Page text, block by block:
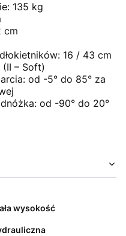
135 kg
cm
16 / 43 cm
– Soft)
od -5° do 85° za
od -90° do 20°
wysokość